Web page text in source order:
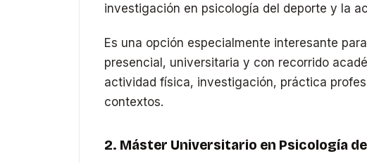
investigación en psicología del deporte y la
Es una opción especialmente interesante
presencial, universitaria y con recorrido
actividad física, investigación, práctica
contextos.
2. Máster Universitario en Psicología